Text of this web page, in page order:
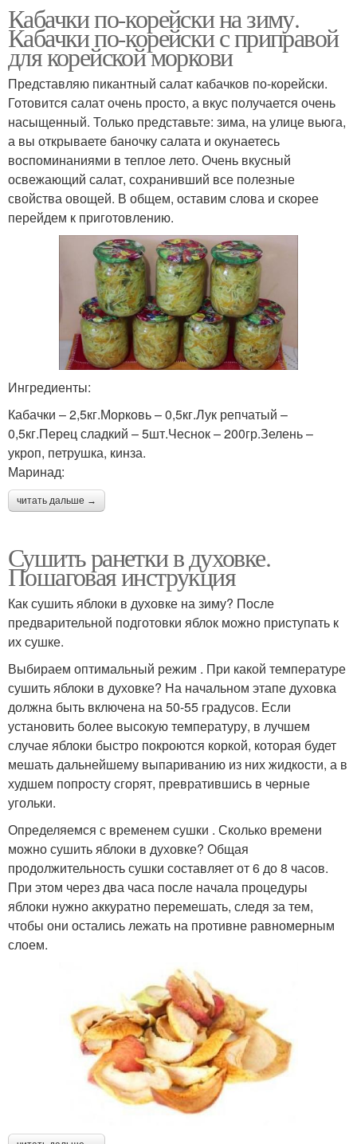
Кабачки по-корейски на зиму.
Кабачки по-корейски с приправой
для корейской моркови
Представляю пикантный салат кабачков по-корейски.
Готовится салат очень просто, а вкус получается очень
насыщенный. Только представьте: зима, на улице вьюга,
а вы открываете баночку салата и окунаетесь
воспоминаниями в теплое лето. Очень вкусный
освежающий салат, сохранивший все полезные
свойства овощей. В общем, оставим слова и скорее
перейдем к приготовлению.
Ингредиенты:
Кабачки – 2,5кг.Морковь – 0,5кг.Лук репчатый –
0,5кг.Перец сладкий – 5шт.Чеснок – 200гр.Зелень –
укроп, петрушка, кинза.
Маринад:
читать дальше →
Сушить ранетки в духовке.
Пошаговая инструкция
Как сушить яблоки в духовке на зиму? После
предварительной подготовки яблок можно приступать к
их сушке.
Выбираем оптимальный режим . При какой температуре
сушить яблоки в духовке? На начальном этапе духовка
должна быть включена на 50-55 градусов. Если
установить более высокую температуру, в лучшем
случае яблоки быстро покроются коркой, которая будет
мешать дальнейшему выпариванию из них жидкости, а в
худшем попросту сгорят, превратившись в черные
угольки.
Определяемся с временем сушки . Сколько времени
можно сушить яблоки в духовке? Общая
продолжительность сушки составляет от 6 до 8 часов.
При этом через два часа после начала процедуры
яблоки нужно аккуратно перемешать, следя за тем,
чтобы они остались лежать на противне равномерным
слоем.